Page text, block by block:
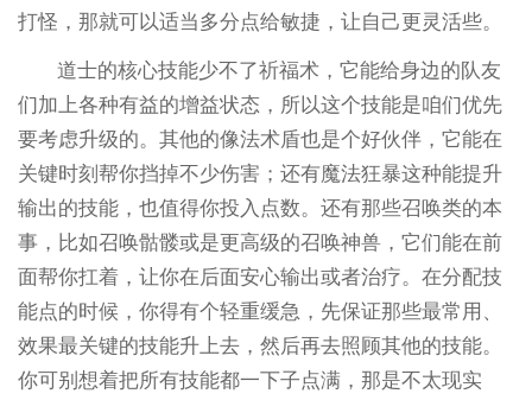
打怪，那就可以适当多分点给敏捷，让自己更灵活些。
道士的核心技能少不了祈福术，它能给身边的队友
们加上各种有益的增益状态，所以这个技能是咱们优先
要考虑升级的。其他的像法术盾也是个好伙伴，它能在
关键时刻帮你挡掉不少伤害；还有魔法狂暴这种能提升
输出的技能，也值得你投入点数。还有那些召唤类的本
事，比如召唤骷髅或是更高级的召唤神兽，它们能在前
面帮你扛着，让你在后面安心输出或者治疗。在分配技
能点的时候，你得有个轻重缓急，先保证那些最常用、
效果最关键的技能升上去，然后再去照顾其他的技能。
你可别想着把所有技能都一下子点满，那是不太现实